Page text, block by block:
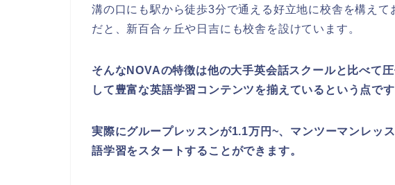
溝の口にも駅から徒歩3分で通える好立地に校舎を構え
だと、新百合ヶ丘や日吉にも校舎を設けています。
そんなNOVAの特徴は他の大手英会話スクールと比べて
して豊富な英語学習コンテンツを揃えているという点です
実際にグループレッスンが1.1万円~、マンツーマンレッ
語学習をスタートすることができます。